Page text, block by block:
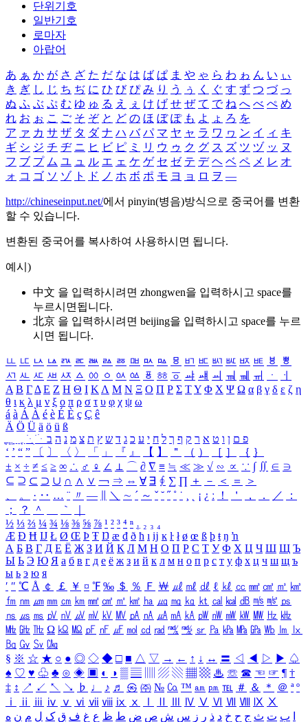
단위기호
일반기호
로마자
아랍어
あ ぁ か が さ ざ た だ な は ば ぱ ま や ゃ ら わ ゎ ん い ぃ
き ぎ し じ ち ぢ に ひ び ぴ み り う ぅ く ぐ す ず つ づ っ
ぬ ふ ぶ ぷ む ゆ ゅ る え ぇ け げ せ ぜ て で ね へ べ ぺ め
れ お ぉ こ ご そ ぞ と ど の ほ ぼ ぽ も よ ょ ろ を
ア ァ カ サ ザ タ ダ ナ ハ バ パ マ ヤ ャ ラ ワ ヮ ン イ ィ キ
ギ シ ジ チ ヂ ニ ヒ ビ ピ ミ リ ウ ゥ ク グ ス ズ ツ ヅ ッ ヌ
フ ブ プ ム ユ ュ ル エ ェ ケ ゲ セ ゼ テ デ ヘ ベ ペ メ レ オ
ォ コ ゴ ソ ゾ ト ド ノ ホ ボ ポ モ ヨ ョ ロ ヲ ―
http://chineseinput.net/에서 pinyin(병음)방식으로 중국어를 변환
할 수 있습니다.
변환된 중국어를 복사하여 사용하시면 됩니다.
예시)
中文 을 입력하시려면 zhongwen을 입력하시고 space를
누르시면됩니다.
北京 을 입력하시려면 beijing을 입력하시고 space를 누르
시면 됩니다.
ㅥ ㅦ ㅧ ㅨ ㅩ ㅪ ㅫ ㅬ ㅭ ㅮ ㅯ ㅰ ㅱ ㅲ ㅳ ㅴ ㅵ ㅶ ㅷ ㅸ
ㅹ
ㅺ ㅻ ㅼ ㅽ ㅾ ㅿ ㆀ ㆁ ㆂ ㆃ ㆄ ㆅ ㆆ ㆇ ㆈ ㆉ ㆊ ㆋ ㆌ ㆍ
ㆎ
Α Β ΓΔ Ε Ζ Η Θ Ι ΚΛ Μ Ν Ξ Ο Π Ρ Σ ΤΥ Φ Χ Ψ Ω α β γ δ ε ζ η
θ ι κ λ μ ν ξ ο π ρ σ τ υ φ χ ψ ω
á à Á À é è É È ç Ç ê
Ä Ö Ü ä ö ü ß
ִֶֹ ֻּ ׁׂ פ ם ן ו ט א ר ק ף ך ל ח י ע כ ג ד ש ץ ת צ מ נ ה ב
‘ ’ “ ” 〔 〕 〈 〉 「 」 『 』 【 】 ＂ （ ） ［ ］ ｛ ｝
± × ÷ ≠ ≤ ≥ ∞ ∴ ♂ ♀ ∠ ⊥ ⌒ ∂ ∇ ≡ ≒ ≪ ≫ √ ∽ ∝ ∵ ∫ ∬ ∈ ∋
⊆ ⊇ ⊂ ⊃ ∪ ∩ ∧ ∨ ￢ ⇒ ⇔ ∀ ∃ ∮ ∑ ∏ ＋ － ＜ ＝
＞
、
。 · ‥ … ¨ 〃 ― ＼ ∼ ´ ～ ˇ ˘ ˝ ˚ ˙ ¸ ¡ ¿ ː ！ ＇ ， ． ／
：
；
？ ＾ ｀
½ ⅓ ⅔ ¼ ¾ ⅛ ⅜ ⅝ ⅞ ¹ ² ³ ⁴ ⁿ ₁ ₂ ₃ ₄
Æ Ð Ħ Ĳ Ł Ø Œ Þ Ŧ Ŋ æ đ ð ħ ı ĳ ĸ ŀ ł ø œ ß þ ŧ ŋ ŉ
А Б В Г Д Е Ё Ж З И Й К Л М Н О П Р С Т У Ф Х Ц Ч Ш Щ Ъ
Ы Ь Э Ю Я а б в г д е ё ж з и й к л м н о п р с т у ф х ц ч ш щ ъ
ы ь э ю я
′ ″ ℃ Å ￠ ￡ ￥ ¤ ℉ ‰ ＄ ％ Ｆ ￦ ㎕ ㎖ ㎗ ℓ ㎘ ㏄ ㎣ ㎤ ㎥ ㎦
㎙ ㎚ ㎛ ㎜ ㎝ ㎞ ㎟ ㎠ ㎡ ㎢ ㏊ ㎍ ㎎ ㎏ ㏏ ㎈ ㎉ ㏈ ㎧ ㎨ ㎰
㎱ ㎲ ㎳ ㎴ ㎵ ㎶ ㎷ ㎸ ㎹ ㎀ ㎁ ㎂ ㎃ ㎄ ㎺ ㎻ ㎽ ㎾ ㎿ ㎐ ㎑
㎒ ㎓ ㎔ Ω ㏀ ㏁ ㎊ ㎋ ㎌ ㏖ ㏅ ㎭ ㎮ ㎯ ㏛ ㎩ ㎪ ㎫ ㎬ ㏝ ㏐
㏓
㏃ ㏉ ㏜ ㏆
§ ※ ☆ ★ ○ ● ◎ ◇ ◆ □ ■ △ ▽ → ← ↑ ↓ ↔ 〓 ◁ ◀ ▷ ▶ ♤
♠ ♡ ♥ ♧ ♣ ⊙ ◈ ▣ ◐ ◑ ▒ ▤ ▨ ▧ ▦ ▩ ♨ ☏ ☎ ☜ ☞ ¶ †
‡ ↕ ↗ ↙ ↖ ↘ ♭ ♩ ♪ ♬ ㉿ ㈜ № ㏇ ™ ㏂ ㏘ ℡ ＃ ＆ ＊ ＠ ª º
ⅰ
ⅱ ⅲ ⅳ ⅴ ⅵ ⅶ ⅷ ⅸ ⅹ Ⅳ Ⅴ Ⅵ Ⅶ Ⅷ Ⅸ Ⅹ
ب ت ث ج ح خ د ذ ر ز س ش ص ض ط ظ ع غ ف ق ک ل م ن ه